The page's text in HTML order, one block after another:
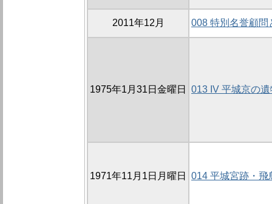
2011年12月 008 特別名誉顧問
1975年1月31日金曜日 013 IV 平城京の遺
1971年11月1日月曜日 014 平城宮跡・飛